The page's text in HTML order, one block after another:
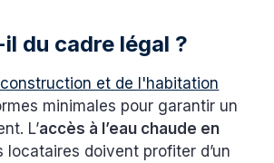
il du cadre légal ?
et de l'habitation
minimales pour garantir un
L’accès à l’eau chaude en
locataires doivent profiter d’un